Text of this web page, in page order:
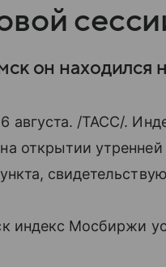
он находился
августа. /ТАСС/.
открытии
индекс Мосбиржи